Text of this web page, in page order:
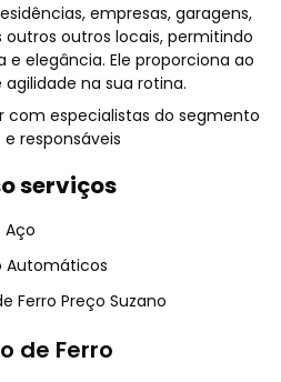
empresas, garagens,
outros locais, permitindo
elegância. Ele proporciona ao
na sua rotina.
com especialistas do segmento
responsáveis
serviços
Aço
Automáticos
Ferro Preço Suzano
de Ferro